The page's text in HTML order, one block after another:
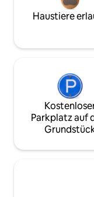
Haustiere
Parkplatz auf